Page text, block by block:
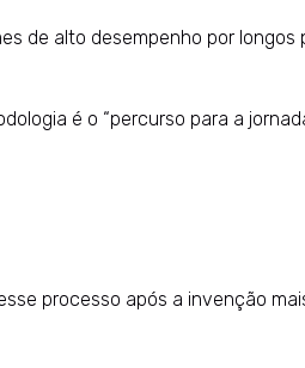
de alto desempenho por longos
é o “percurso para a
processo após a invenção